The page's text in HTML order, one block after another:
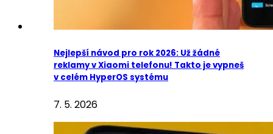
Nejlepší návod pro rok 2026: Už žádné
reklamy v Xiaomi telefonu! Takto je vypneš
v celém HyperOS systému
7. 5. 2026